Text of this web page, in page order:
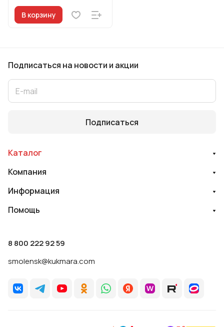
В корзину
Подписаться на новости и акции
Подписаться
Каталог
Компания
Информация
Помощь
8 800 222 92 59
smolensk@kukmara.com